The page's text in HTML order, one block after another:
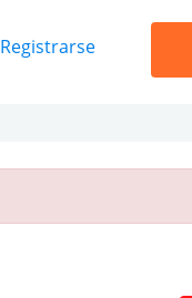
Registrarse